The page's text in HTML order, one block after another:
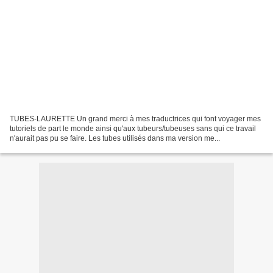
TUBES-LAURETTE Un grand merci à mes traductrices qui font voyager mes
tutoriels de part le monde ainsi qu'aux tubeurs/tubeuses sans qui ce travail
n'aurait pas pu se faire. Les tubes utilisés dans ma version me...